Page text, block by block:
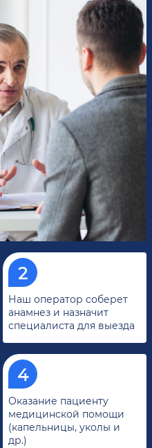
Наш оператор соберет
анамнез и назначит
специалиста для выезда
Оказание пациенту
медицинской помощи
(капельницы, уколы и
др.)